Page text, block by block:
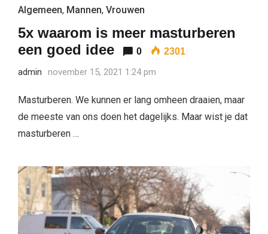
Algemeen, Mannen, Vrouwen
5x waarom is meer masturberen
een goed idee
0 2301
admin november 15, 2021 1:24 pm
Masturberen. We kunnen er lang omheen draaien, maar
de meeste van ons doen het dagelijks. Maar wist je dat
masturberen …